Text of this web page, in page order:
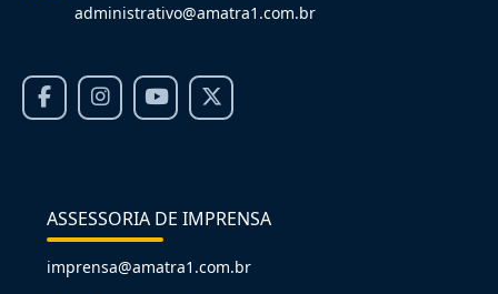
administrativo@amatra1.com.br
ASSESSORIA DE IMPRENSA
imprensa@amatra1.com.br